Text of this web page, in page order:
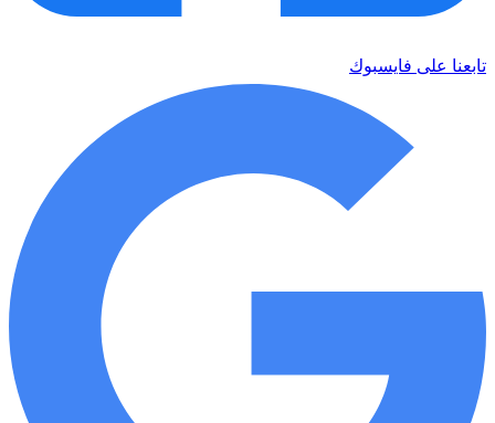
تابعنا على فايسبوك